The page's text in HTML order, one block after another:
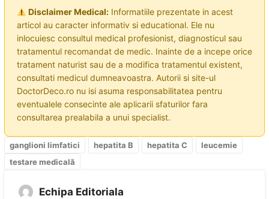
Disclaimer Medical:Informatiile prezentate in acest
articol au caracter informativ si educational. Ele nu
inlocuiesc consultul medical profesionist, diagnosticul sau
tratamentul recomandat de medic. Inainte de a incepe orice
tratament naturist sau de a modifica tratamentul existent,
consultati medicul dumneavoastra. Autorii si site-ul
DoctorDeco.ro nu isi asuma responsabilitatea pentru
eventualele consecinte ale aplicarii sfaturilor fara
consultarea prealabila a unui specialist.
ganglioni limfatici hepatita B hepatita C
leucemie
testare medicală
Echipa Editoriala